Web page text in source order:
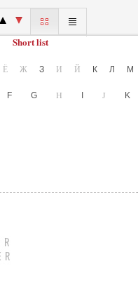
Short list
Ё Ж З И Й К Л М
F G H J K